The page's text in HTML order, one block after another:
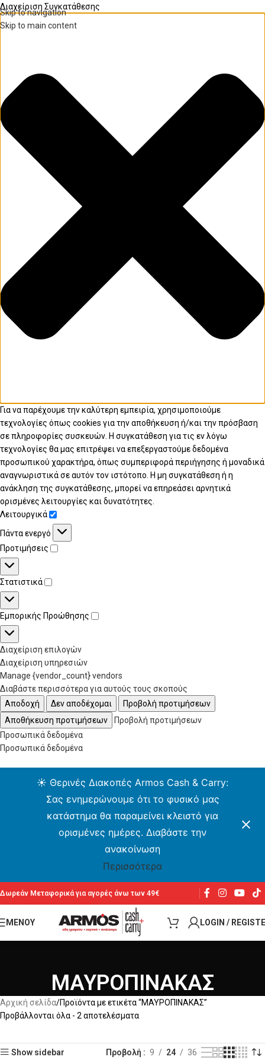
Διαχείριση Συγκατάθεσης
Για να παρέχουμε την καλύτερη εμπειρία, χρησιμοποιούμε
τεχνολογίες όπως cookies για την αποθήκευση ή/και την πρόσβαση
σε πληροφορίες συσκευών. Η συγκατάθεση για τις εν λόγω
τεχνολογίες θα μας επιτρέψει να επεξεργαστούμε δεδομένα
προσωπικού χαρακτήρα, όπως συμπεριφορά περιήγησης ή μοναδικά
αναγνωριστικά σε αυτόν τον ιστότοπο. Η μη συγκατάθεση ή η
ανάκληση της συγκατάθεσης, μπορεί να επηρεάσει αρνητικά
ορισμένες λειτουργίες και δυνατότητες.
Λειτουργικά
Πάντα ενεργό
Προτιμήσεις
Στατιστικά
Εμπορικής Προώθησης
Διαχείριση επιλογών
Διαχείριση υπηρεσιών
Manage {vendor_count} vendors
Διαβάστε περισσότερα για αυτούς τους σκοπούς
Αποδοχή
Δεν αποδέχομαι
Προβολή προτιμήσεων
Αποθήκευση προτιμήσεων
Προβολή προτιμήσεων
Προσωπικά δεδομένα
Προσωπικά δεδομένα
Skip to navigation
Skip to main content
☀️ Θερινές Διακοπές Armos Cash & Carry:
Σας ενημερώνουμε ότι το φυσικό μας
κατάστημα θα παραμείνει κλειστό για
ορισμένες ημέρες. Διαβάστε την
ανακοίνωση
Περισσότερα
Δωρεάν Μεταφορικά για αγορές άνω των 49€
ΜΕΝΟΥ LOGIN /
ΜΑΥΡΟΠΙΝΑΚΑΣ
Αρχική σελίδα Προϊόντα με ετικέτα “ΜΑΥΡΟΠΙΝΑΚΑΣ”
Προβάλλονται όλα - 2 αποτελέσματα
Show sidebar Προβολή 9 24 36